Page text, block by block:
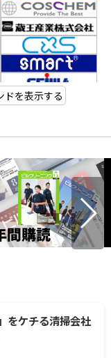
を表示する
をケチる清掃会社